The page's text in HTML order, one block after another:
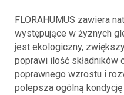
FLORAHUMUS zawiera
występujące w żyznych
jest ekologiczny,
poprawi ilość składników
poprawnego wzrostu i
polepsza ogólną